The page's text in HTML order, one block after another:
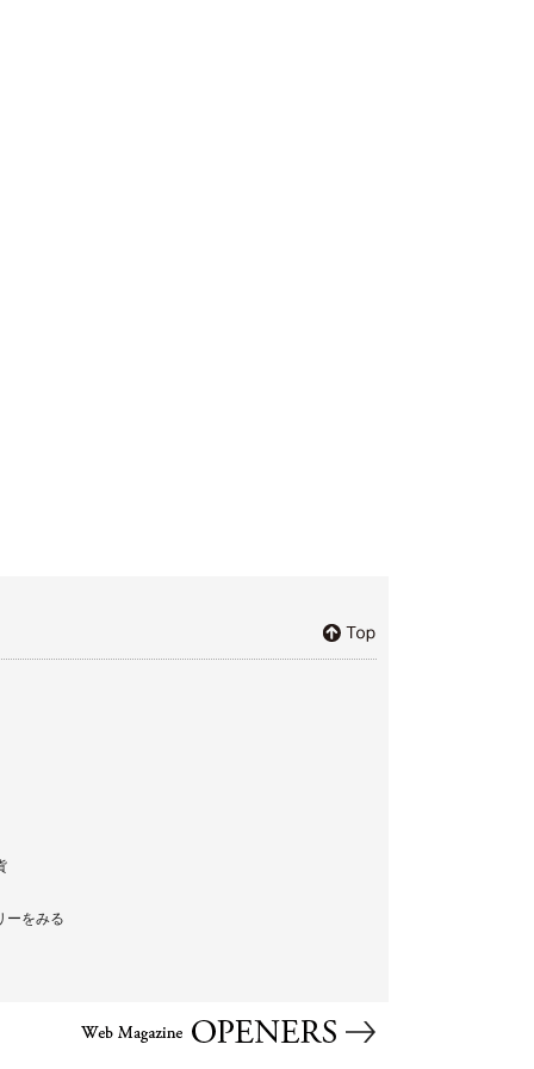
ーをみる